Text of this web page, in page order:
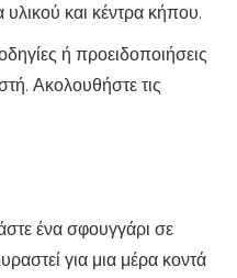
και κέντρα κήπου.
ή προειδοποιήσεις
Ακολουθήστε τις
ένα σφουγγάρι σε
για μια μέρα κοντά